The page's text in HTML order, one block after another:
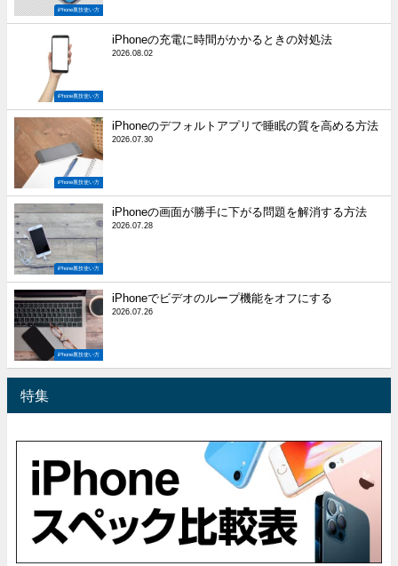
iPhone裏技使い方
iPhone裏技使い方
iPhoneの充電に時間がかかるときの対処法
2026.08.02
iPhone裏技使い方
iPhoneのデフォルトアプリで睡眠の質を高める方法
2026.07.30
iPhone裏技使い方
iPhoneの画面が勝手に下がる問題を解消する方法
2026.07.28
iPhone裏技使い方
iPhoneでビデオのループ機能をオフにする
2026.07.26
特集